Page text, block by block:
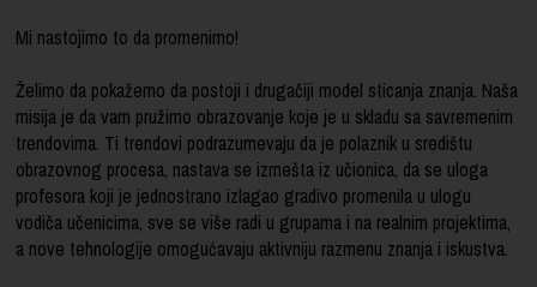
Mi nastojimo to da promenimo!
Želimo da pokažemo da postoji i drugačiji model sticanja znanja. Naša
misija je da vam pružimo obrazovanje koje je u skladu sa savremenim
trendovima. Ti trendovi podrazumevaju da je polaznik u središtu
obrazovnog procesa, nastava se izmešta iz učionica, da se uloga
profesora koji je jednostrano izlagao gradivo promenila u ulogu
vodiča učenicima, sve se više radi u grupama i na realnim projektima,
a nove tehnologije omogućavaju aktivniju razmenu znanja i iskustva.